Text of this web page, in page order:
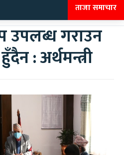
ताजा समाचार
उपलब्ध गराउन
: अर्थमन्त्री